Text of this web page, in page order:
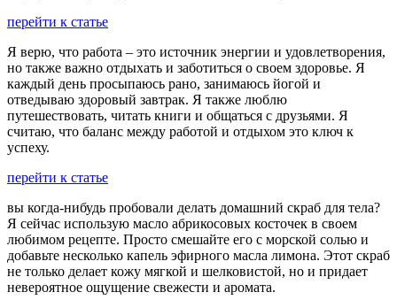
перейти к статье
Я верю, что работа – это источник энергии и удовлетворения,
но также важно отдыхать и заботиться о своем здоровье. Я
каждый день просыпаюсь рано, занимаюсь йогой и
отведываю здоровый завтрак. Я также люблю
путешествовать, читать книги и общаться с друзьями. Я
считаю, что баланс между работой и отдыхом это ключ к
успеху.
перейти к статье
вы когда-нибудь пробовали делать домашний скраб для тела?
Я сейчас использую масло абрикосовых косточек в своем
любимом рецепте. Просто смешайте его с морской солью и
добавьте несколько капель эфирного масла лимона. Этот скраб
не только делает кожу мягкой и шелковистой, но и придает
невероятное ощущение свежести и аромата.